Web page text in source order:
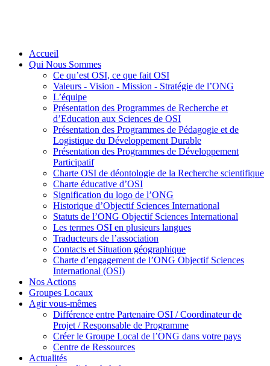
Accueil
Qui Nous Sommes
Ce qu’est OSI, ce que fait OSI
Valeurs - Vision - Mission - Stratégie de l’ONG
L’équipe
Présentation des Programmes de Recherche et
d’Education aux Sciences de OSI
Présentation des Programmes de Pédagogie et de
Logistique du Développement Durable
Présentation des Programmes de Développement
Participatif
Charte OSI de déontologie de la Recherche scientifique
Charte éducative d’OSI
Signification du logo de l’ONG
Historique d’Objectif Sciences International
Statuts de l’ONG Objectif Sciences International
Les termes OSI en plusieurs langues
Traducteurs de l’association
Contacts et Situation géographique
Charte d’engagement de l’ONG Objectif Sciences
International (OSI)
Nos Actions
Groupes Locaux
Agir vous-mêmes
Différence entre Partenaire OSI / Coordinateur de
Projet / Responsable de Programme
Créer le Groupe Local de l’ONG dans votre pays
Centre de Ressources
Actualités